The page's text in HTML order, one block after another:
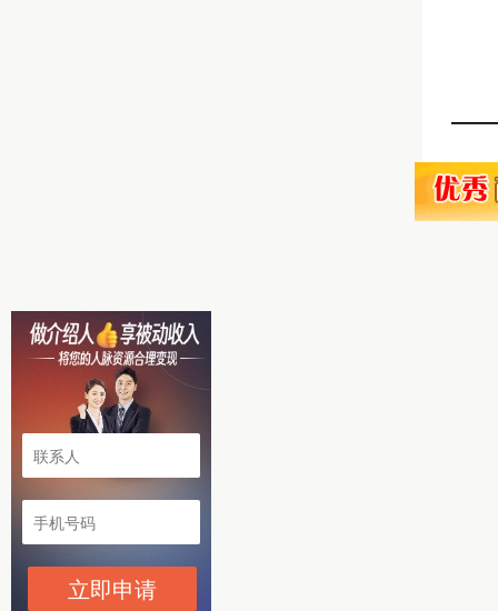
立即申请